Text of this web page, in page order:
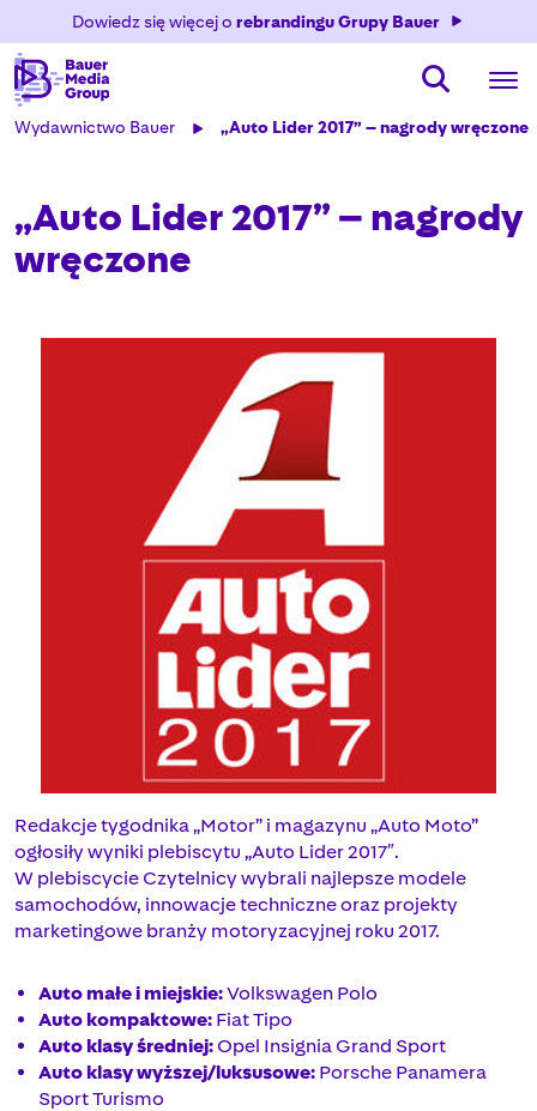
Dowiedz się więcej o rebrandingu Grupy Bauer
Wydawnictwo Bauer „Auto Lider 2017” – nagrody wręczone
„Auto Lider 2017” – nagrody
wręczone
Redakcje tygodnika „Motor” i magazynu „Auto Moto”
ogłosiły wyniki plebiscytu „Auto Lider 2017″.
W plebiscycie Czytelnicy wybrali najlepsze modele
samochodów, innowacje techniczne oraz projekty
marketingowe branży motoryzacyjnej roku 2017.
Auto małe i miejskie:Volkswagen Polo
Auto kompaktowe: Fiat Tipo
Auto klasy średniej: Opel Insignia Grand Sport
Auto klasy wyższej/luksusowe: Porsche Panamera
Sport Turismo